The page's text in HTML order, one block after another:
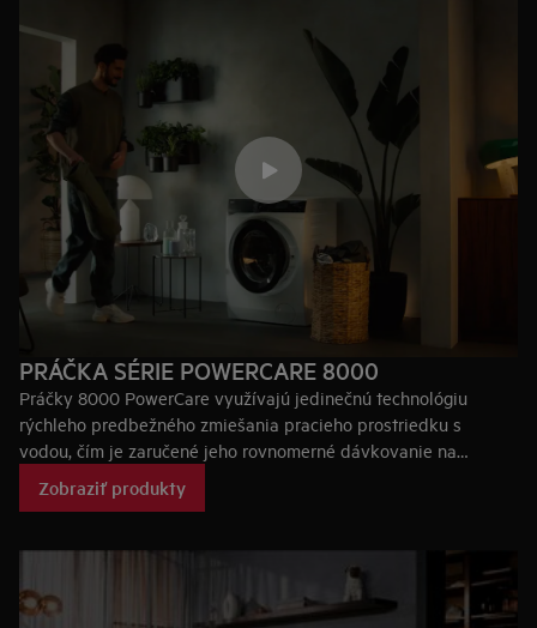
PRÁČKA SÉRIE POWERCARE 8000
Práčky 8000 PowerCare využívajú jedinečnú technológiu
rýchleho predbežného zmiešania pracieho prostriedku s
vodou, čím je zaručené jeho rovnomerné dávkovanie na
bielizeň dokonale čistá už pri 30 °C za menej než hodinu.
Zobraziť produkty